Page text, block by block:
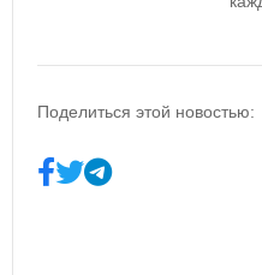
Поделиться этой новостью: